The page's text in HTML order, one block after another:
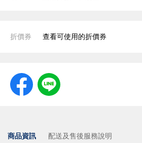
折價券 查看可使用的折價券
商品資訊 配送及售後服務說明